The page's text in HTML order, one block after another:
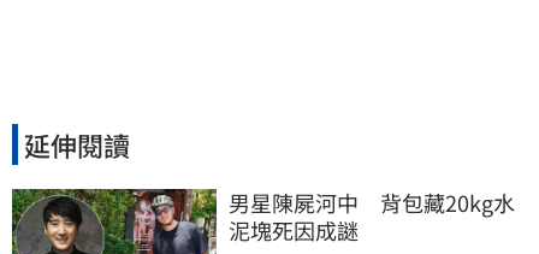
延伸閱讀
男星陳屍河中　背包藏20kg水
泥塊死因成謎